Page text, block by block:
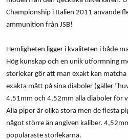
Championship i Italien 2011 använde
ammunition från JSB!
Hemligheten ligger i kvaliteten i både
Hög kunskap och en unik utformning
storlekar gör att man exakt kan matcha
exakta mått på sina diaboler (gäller
4,51mm och 4,52mm alla diaboler för
Alla pipor är olika stora men de flesta
något större än angiven kaliber.
populäraste storlekarna.